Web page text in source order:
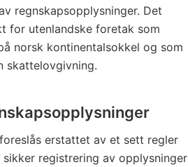
regnskapsopplysninger. Det
for utenlandske foretak som
norsk kontinentalsokkel og som
skattelovgivning.
erstattet av et sett regler
registrering av opplysninger